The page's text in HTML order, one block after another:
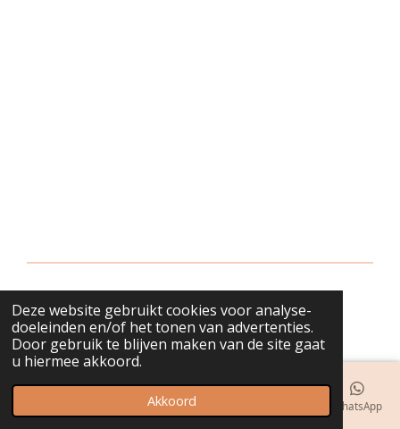
Deze website gebruikt cookies voor analyse-
doeleinden en/of het tonen van advertenties.
Door gebruik te blijven maken van de site gaat
u hiermee akkoord.
Akkoord
© 2018 - 2026 bijuwels
Telefoonnummer WhatsApp